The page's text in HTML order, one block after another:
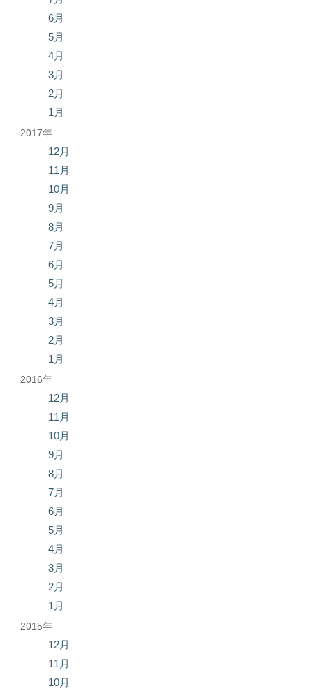
6月
5月
4月
3月
2月
1月
2017年
12月
11月
10月
9月
8月
7月
6月
5月
4月
3月
2月
1月
2016年
12月
11月
10月
9月
8月
7月
6月
5月
4月
3月
2月
1月
2015年
12月
11月
10月